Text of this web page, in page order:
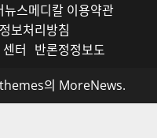
뉴스메디칼 이용약관
보처리방침
터 반론정정보도
의 MoreNews.